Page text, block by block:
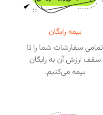
بیمه رایگان
تمامی سفارشات شما را تا
سقف ارزش آن به رایگان
بیمه می‌کنیم.